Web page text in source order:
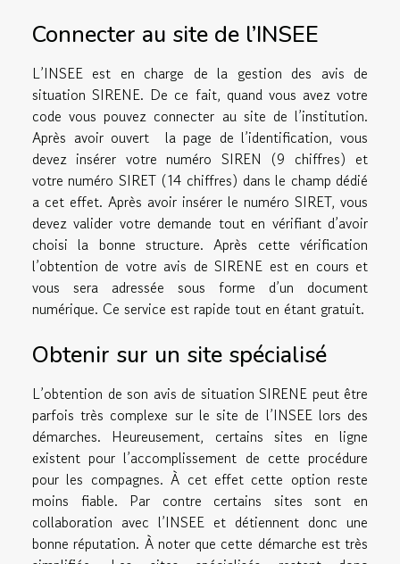
Connecter au site de l’INSEE
L’INSEE est en charge de la gestion des avis de
situation SIRENE. De ce fait, quand vous avez votre
code vous pouvez connecter au site de l’institution.
Après avoir ouvert la page de l’identification, vous
devez insérer votre numéro SIREN (9 chiffres) et
votre numéro SIRET (14 chiffres) dans le champ dédié
a cet effet. Après avoir insérer le numéro SIRET, vous
devez valider votre demande tout en vérifiant d’avoir
choisi la bonne structure. Après cette vérification
l’obtention de votre avis de SIRENE est en cours et
vous sera adressée sous forme d’un document
numérique. Ce service est rapide tout en étant gratuit.
Obtenir sur un site spécialisé
L’obtention de son avis de situation SIRENE peut être
parfois très complexe sur le site de l’INSEE lors des
démarches. Heureusement, certains sites en ligne
existent pour l’accomplissement de cette procédure
pour les compagnes. À cet effet cette option reste
moins fiable. Par contre certains sites sont en
collaboration avec l’INSEE et détiennent donc une
bonne réputation. À noter que cette démarche est très